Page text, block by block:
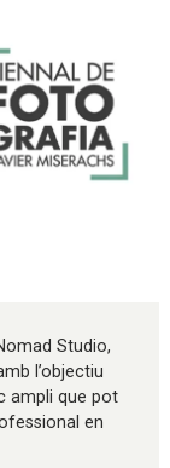
Studio,
l’objectiu
ampli que pot
en